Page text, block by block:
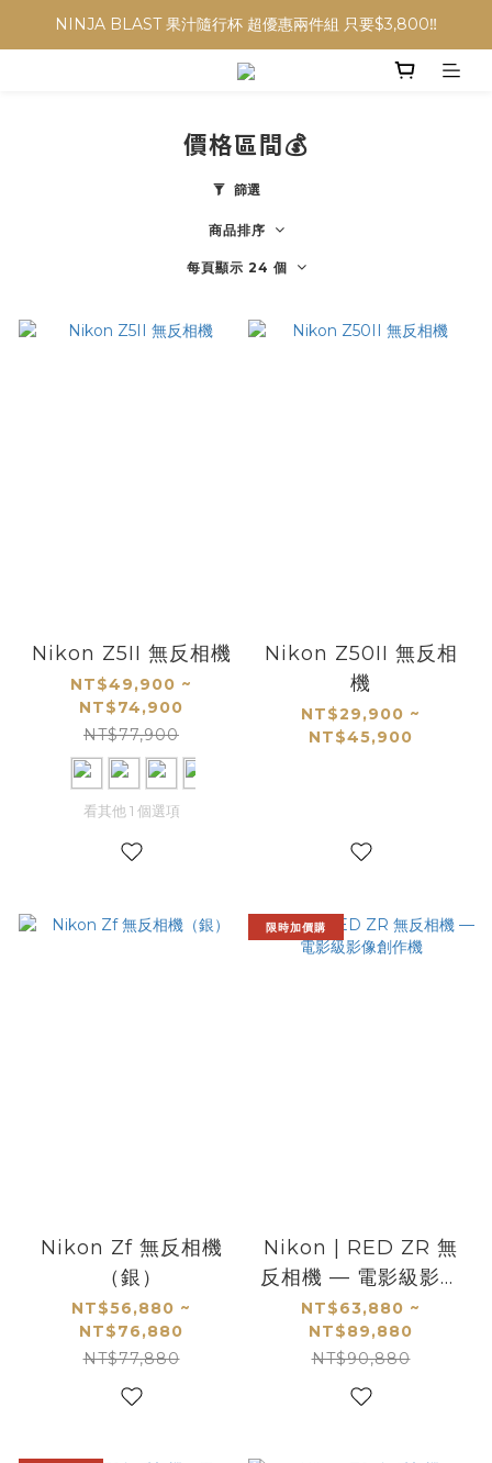
NINJA BLAST 果汁隨行杯 超優惠兩件組 只要$3,800‼️
NINJA BLAST 果汁隨行杯 超優惠兩件組 只要$3,800‼️
✨收藏經典， F接環鏡頭4折起✨
價格區間💰
篩選
商品排序
每頁顯示 24 個
Nikon Z5II 無反相機
NT$49,900 ~
NT$74,900
NT$77,900
看其他 1 個選項
Nikon Z50II 無反相
機
NT$29,900 ~
NT$45,900
Nikon Zf 無反相機
（銀）
NT$56,880 ~
NT$76,880
NT$77,880
限時加價購
Nikon | RED ZR 無
反相機 — 電影級影像
創作機
NT$63,880 ~
NT$89,880
NT$90,880